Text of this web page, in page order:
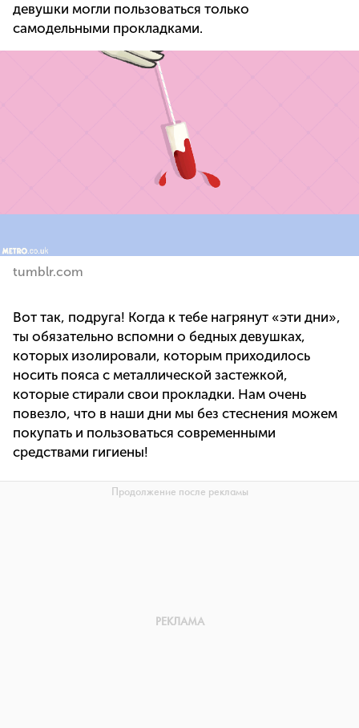
девушки могли пользоваться только
самодельными прокладками.
tumblr.com
Вот так, подруга! Когда к тебе нагрянут «эти дни»,
ты обязательно вспомни о бедных девушках,
которых изолировали, которым приходилось
носить пояса с металлической застежкой,
которые стирали свои прокладки. Нам очень
повезло, что в наши дни мы без стеснения можем
покупать и пользоваться современными
средствами гигиены!